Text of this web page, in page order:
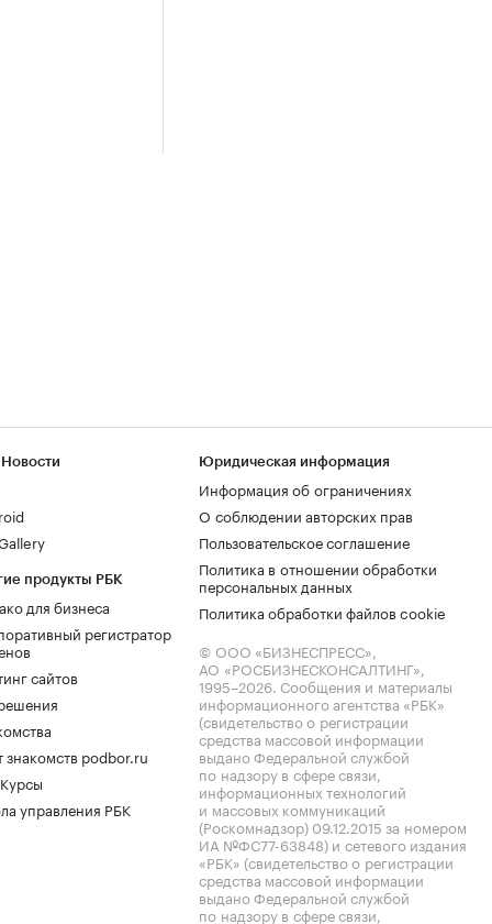
продукты РБК
для бизнеса
регистратор
сайтов
знакомств podbor.ru
управления РБК
Юридическая информация
Информация об ограничениях
О соблюдении авторских прав
Пользовательское соглашение
Политика в отношении обработки
персональных данных
Политика обработки файлов cookie
© ООО «БИЗНЕСПРЕСС»,
АО «РОСБИЗНЕСКОНСАЛТИНГ»,
1995–2026. Сообщения и материалы
информационного агентства «РБК»
(свидетельство о регистрации
средства массовой информации
выдано Федеральной службой
по надзору в сфере связи,
информационных технологий
и массовых коммуникаций
(Роскомнадзор) 09.12.2015 за номером
ИА №ФС77-63848) и сетевого издания
«РБК» (свидетельство о регистрации
средства массовой информации
выдано Федеральной службой
по надзору в сфере связи,